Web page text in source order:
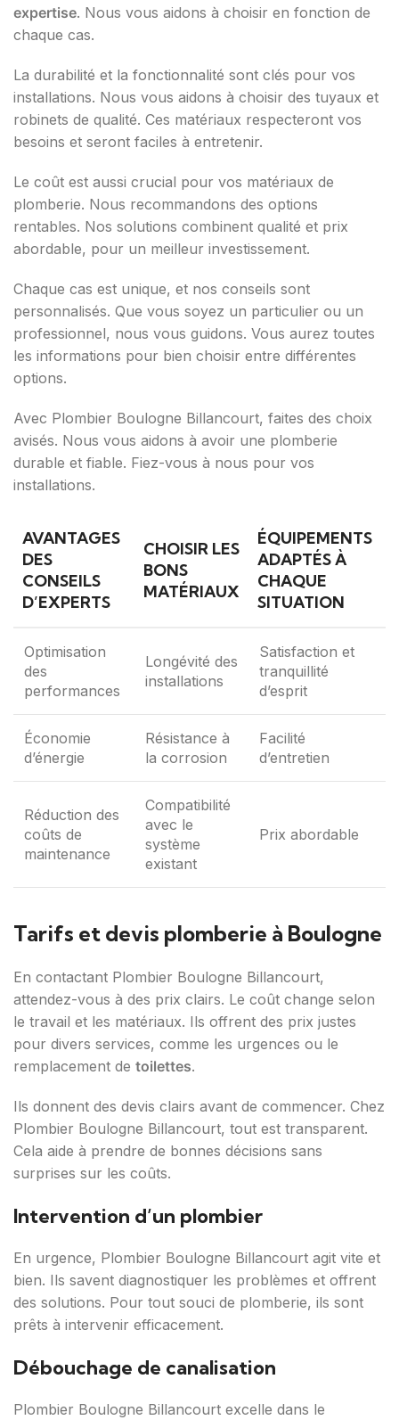
expertise. Nous vous aidons à choisir en fonction de
chaque cas.
La durabilité et la fonctionnalité sont clés pour vos
installations. Nous vous aidons à choisir des tuyaux et
robinets de qualité. Ces matériaux respecteront vos
besoins et seront faciles à entretenir.
Le coût est aussi crucial pour vos matériaux de
plomberie. Nous recommandons des options
rentables. Nos solutions combinent qualité et prix
abordable, pour un meilleur investissement.
Chaque cas est unique, et nos conseils sont
personnalisés. Que vous soyez un particulier ou un
professionnel, nous vous guidons. Vous aurez toutes
les informations pour bien choisir entre différentes
options.
Avec Plombier Boulogne Billancourt, faites des choix
avisés. Nous vous aidons à avoir une plomberie
durable et fiable. Fiez-vous à nous pour vos
installations.
AVANTAGES
DES
CONSEILS
D’EXPERTS
CHOISIR LES
BONS
MATÉRIAUX
ÉQUIPEMENTS
ADAPTÉS À
CHAQUE
SITUATION
Optimisation
des
performances
Longévité des
installations
Satisfaction et
tranquillité
d’esprit
Économie
d’énergie
Résistance à
la corrosion
Facilité
d’entretien
Réduction des
coûts de
maintenance
Compatibilité
avec le
système
existant
Prix abordable
Tarifs et devis plomberie à Boulogne
En contactant Plombier Boulogne Billancourt,
attendez-vous à des prix clairs. Le coût change selon
le travail et les matériaux. Ils offrent des prix justes
pour divers services, comme les urgences ou le
remplacement de toilettes.
Ils donnent des devis clairs avant de commencer. Chez
Plombier Boulogne Billancourt, tout est transparent.
Cela aide à prendre de bonnes décisions sans
surprises sur les coûts.
Intervention d’un plombier
En urgence, Plombier Boulogne Billancourt agit vite et
bien. Ils savent diagnostiquer les problèmes et offrent
des solutions. Pour tout souci de plomberie, ils sont
prêts à intervenir efficacement.
Débouchage de canalisation
Plombier Boulogne Billancourt excelle dans le